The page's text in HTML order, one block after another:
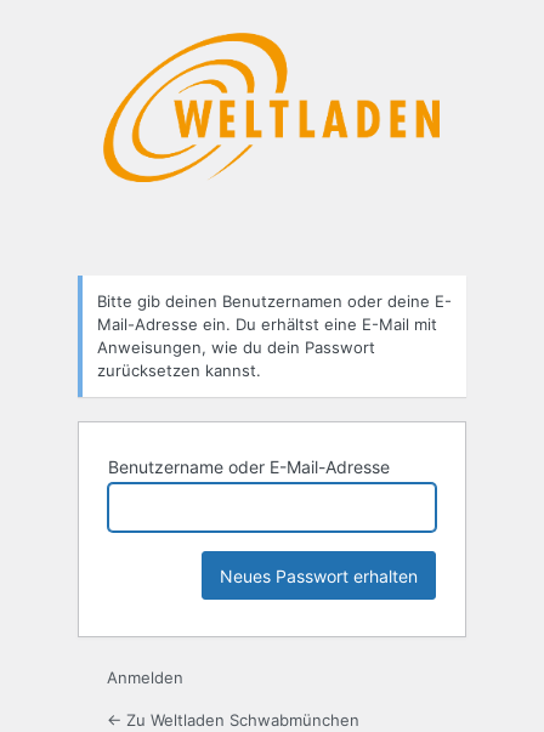
zurücksetzen
Bitte gib deinen Benutzernamen oder deine E-
Mail-Adresse ein. Du erhältst eine E-Mail mit
Anweisungen, wie du dein Passwort
zurücksetzen kannst.
Benutzername oder E-Mail-Adresse
Anmelden
← Zu Weltladen Schwabmünchen